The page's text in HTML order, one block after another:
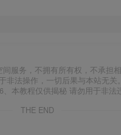
服务，不拥有所有权，不承担
法操作，一切后果与本站无
本教程仅供揭秘 请勿用于非法
THE END